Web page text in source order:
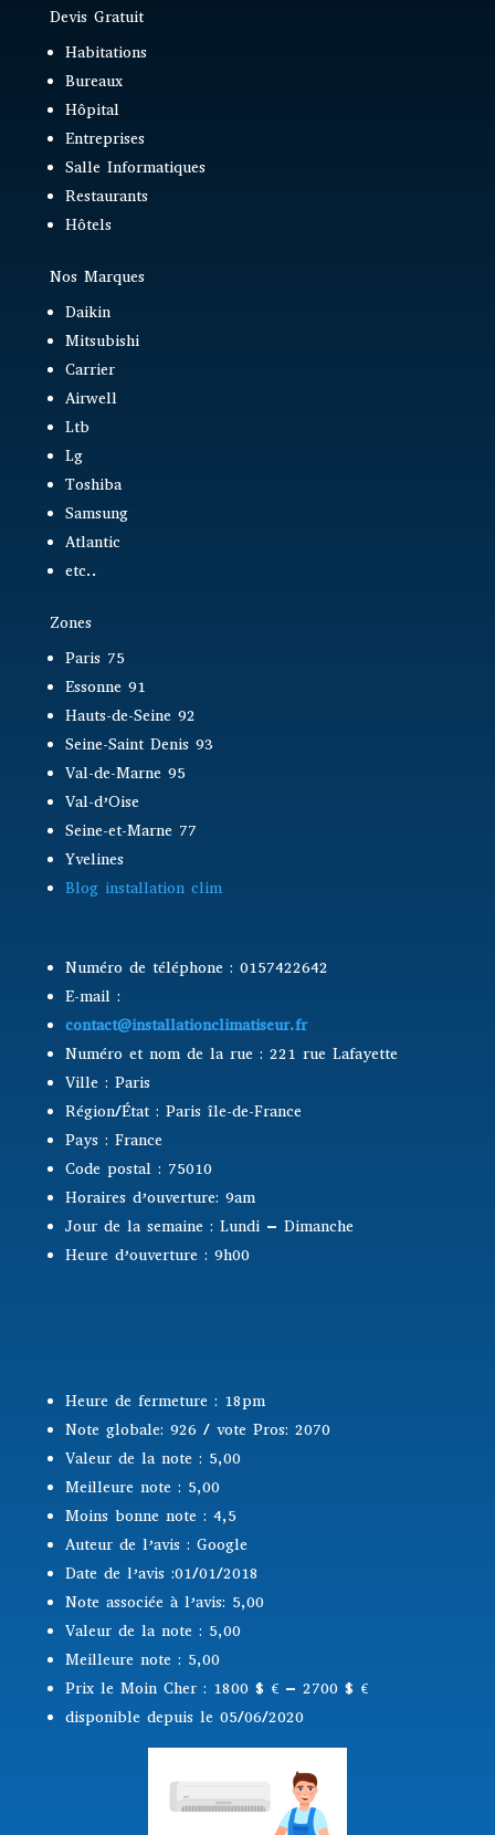
Devis Gratuit
Habitations
Bureaux
Hôpital
Entreprises
Salle Informatiques
Restaurants
Hôtels
Nos Marques
Daikin
Mitsubishi
Carrier
Airwell
Ltb
Lg
Toshiba
Samsung
Atlantic
etc..
Zones
Paris 75
Essonne 91
Hauts-de-Seine 92
Seine-Saint Denis 93
Val-de-Marne 95
Val-d’Oise
Seine-et-Marne 77
Yvelines
Blog installation clim
Numéro de téléphone : 0157422642
E-mail :
contact@installationclimatiseur.fr
Numéro et nom de la rue : 221 rue Lafayette
Ville : Paris
Région/État : Paris île-de-France
Pays : France
Code postal : 75010
Horaires d’ouverture: 9am
Jour de la semaine : Lundi – Dimanche
Heure d’ouverture : 9h00
Heure de fermeture : 18pm
Note globale: 926 / vote Pros: 2070
Valeur de la note : 5,00
Meilleure note : 5,00
Moins bonne note : 4,5
Auteur de l’avis : Google
Date de l’avis :01/01/2018
Note associée à l’avis: 5,00
Valeur de la note : 5,00
Meilleure note : 5,00
Prix le Moin Cher : 1800 $ € – 2700 $ €
disponible depuis le 05/06/2020